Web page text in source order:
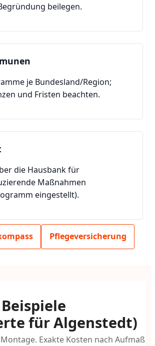
beilegen.
je Bundesland/Region;
und Fristen beachten.
die Hausbank für
Maßnahmen
eingestellt).
Pflegeversicherung
für Algenstedt)
Exakte Kosten nach Aufmaß